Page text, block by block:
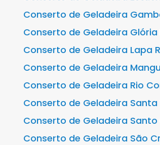
Conserto de Geladeira
Conserto de Geladeira Glória
Conserto de Geladeira Lapa
Conserto de Geladeira
Conserto de Geladeira Rio
Conserto de Geladeira Santa
Conserto de Geladeira Santo
Conserto de Geladeira São